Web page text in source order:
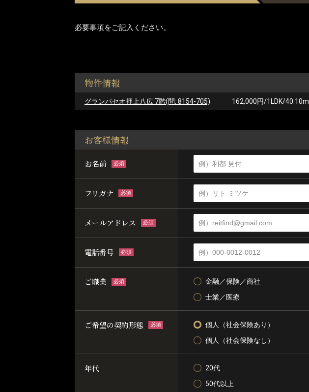
必要事項をご記入ください。
物件情報
グランパセオ押上八広 7階(問: 8154-705) 162,000円/1LDK/40.10m
お客様情報
お名前 必須
フリガナ 必須
メールアドレス 必須
電話番号 必須
ご職業 必須 金融／保険／商社
士業／医療
ご希望の契約形態 必須 個人（社会保険あり）
個人（社会保険なし）
年代 20代
50代以上